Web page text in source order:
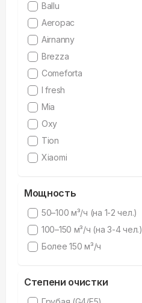
Ballu
Aeropac
Airnanny
Brezza
Comeforta
I fresh
Mia
Oxy
Tion
Xiaomi
Мощность
50–100 м³/ч (на 1-2 чел.)
100–150 м³/ч (на 3-4 чел.)
Более 150 м³/ч
Степени очистки